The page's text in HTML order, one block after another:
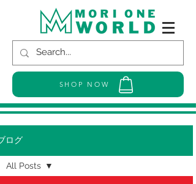
SHOP NOW
ログ
All Posts